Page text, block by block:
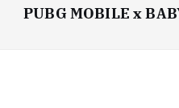
PUBG MOBILE x